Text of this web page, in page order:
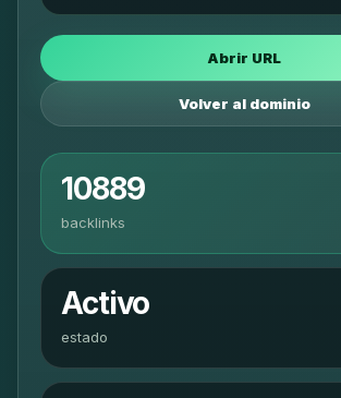
Abrir URL
Volver al dominio
10889
backlinks
Activo
estado